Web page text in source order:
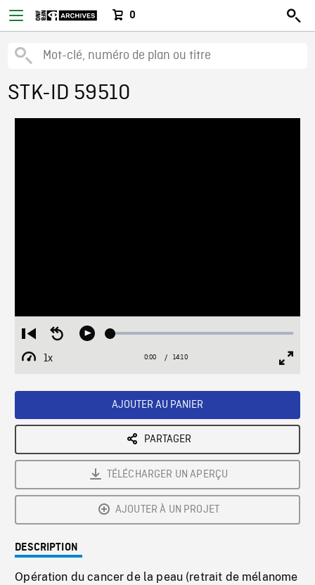
0
STK-ID 59510
Restart
from
beginning
Seek
Play Loaded:
1x
Playback
Current
0:00 / Duration
14:10
AJOUTER AU PANIER
PARTAGER
TÉLÉCHARGER UN APERÇU
AJOUTER À UN PROJET
DESCRIPTION
Opération du cancer de la peau (retrait de mélanome